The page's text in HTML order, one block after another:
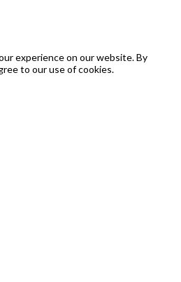
experience on our website. By
to our use of cookies.